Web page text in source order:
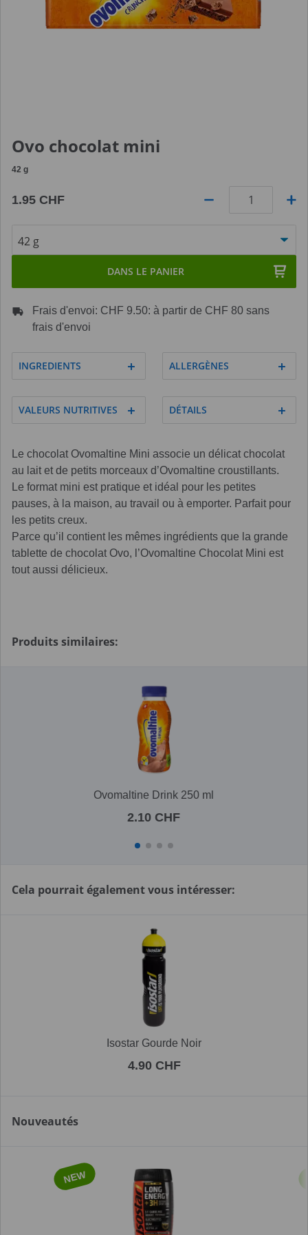
Ovo chocolat mini
42 g
1.95 CHF
DANS LE PANIER
Frais d'envoi: CHF 9.50: à partir de CHF 80 sans
frais d'envoi
INGREDIENTS ALLERGÈNES
VALEURS NUTRITIVES DÉTAILS
Le chocolat Ovomaltine Mini associe un délicat chocolat
au lait et de petits morceaux d’Ovomaltine croustillants.
Le format mini est pratique et idéal pour les petites
pauses, à la maison, au travail ou à emporter. Parfait pour
les petits creux.
Parce qu’il contient les mêmes ingrédients que la grande
tablette de chocolat Ovo, l’Ovomaltine Chocolat Mini est
tout aussi délicieux.
Produits similaires:
Ovomaltine Drink 250 ml
2.10 CHF
Cela pourrait également vous intéresser:
Isostar Gourde Noir
4.90 CHF
Nouveautés
NEW